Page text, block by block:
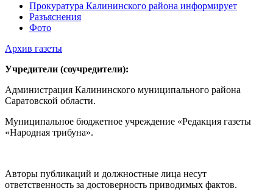
Прокуратура Калининского района информирует
Разъяснения
Фото
Архив газеты
Учредители (соучредители):
Администрация Калининского муниципального района
Саратовской области.
Муниципальное бюджетное учреждение «Редакция газеты
«Народная трибуна».
Авторы публикаций и должностные лица несут
ответственность за достоверность приводимых фактов.